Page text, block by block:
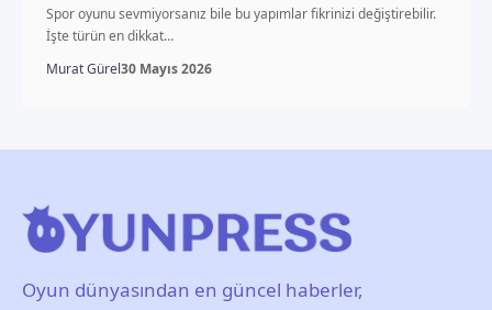
oyun
Spor oyunu sevmiyorsanız bile bu yapımlar fikrinizi değiştirebilir.
İşte türün en dikkat…
Murat Gürel30 Mayıs 2026
Oyun dünyasından en güncel haberler,